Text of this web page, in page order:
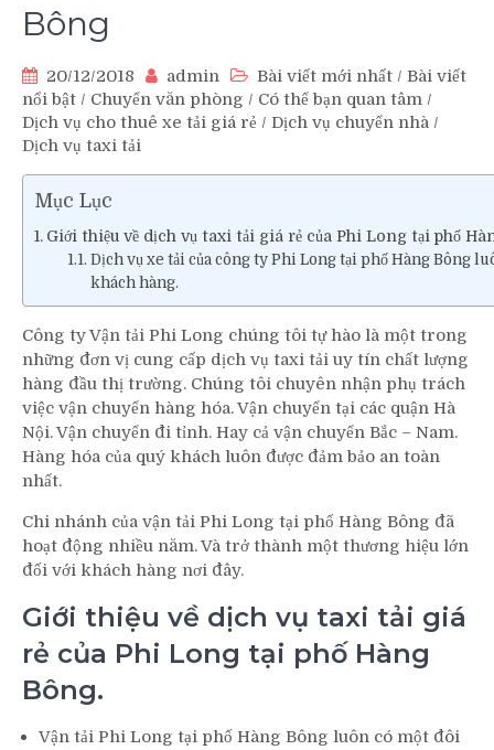
Bông
20/12/2018 admin Bài viết mới nhất / Bài viết
nổi bật / Chuyển văn phòng / Có thể bạn quan tâm /
Dịch vụ cho thuê xe tải giá rẻ / Dịch vụ chuyển nhà /
Dịch vụ taxi tải
Mục Lục
Giới thiệu về dịch vụ taxi tải giá rẻ của Phi Long tại phố
Dịch vụ xe tải của công ty Phi Long tại phố Hàng Bông
khách hàng.
Công ty Vận tải Phi Long chúng tôi tự hào là một trong
những đơn vị cung cấp dịch vụ taxi tải uy tín chất lượng
hàng đầu thị trường. Chúng tôi chuyên nhận phụ trách
việc vận chuyển hàng hóa. Vận chuyển tại các quận Hà
Nội. Vận chuyển đi tỉnh. Hay cả vận chuyển Bắc – Nam.
Hàng hóa của quý khách luôn được đảm bảo an toàn
nhất.
Chi nhánh của vận tải Phi Long tại phố Hàng Bông đã
hoạt động nhiều năm. Và trở thành một thương hiệu lớn
đối với khách hàng nơi đây.
Giới thiệu về dịch vụ taxi tải giá
rẻ của Phi Long tại phố Hàng
Bông.
Vận tải Phi Long tại phố Hàng Bông luôn có một đôi